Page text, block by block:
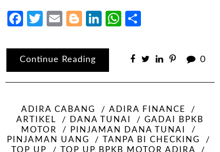
Facebook
Twitter
EmailBlogger
LinkedIn
WhatsApp
Continue Reading 0
ADIRA CABANG
ADIRA FINANCE
ARTIKEL
DANA TUNAI
GADAI BPKB
MOTOR
PINJAMAN DANA TUNAI
PINJAMAN UANG
TANPA BI CHECKING
TOP UP
TOP UP BPKB MOTOR ADIRA